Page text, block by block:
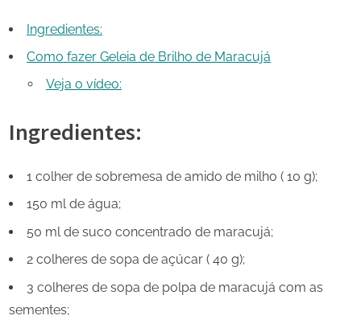
Ingredientes:
Como fazer Geleia de Brilho de Maracujá
Veja o vídeo:
Ingredientes:
1 colher de sobremesa de amido de milho ( 10 g);
150 ml de água;
50 ml de suco concentrado de maracujá;
2 colheres de sopa de açúcar ( 40 g);
3 colheres de sopa de polpa de maracujá com as
sementes;